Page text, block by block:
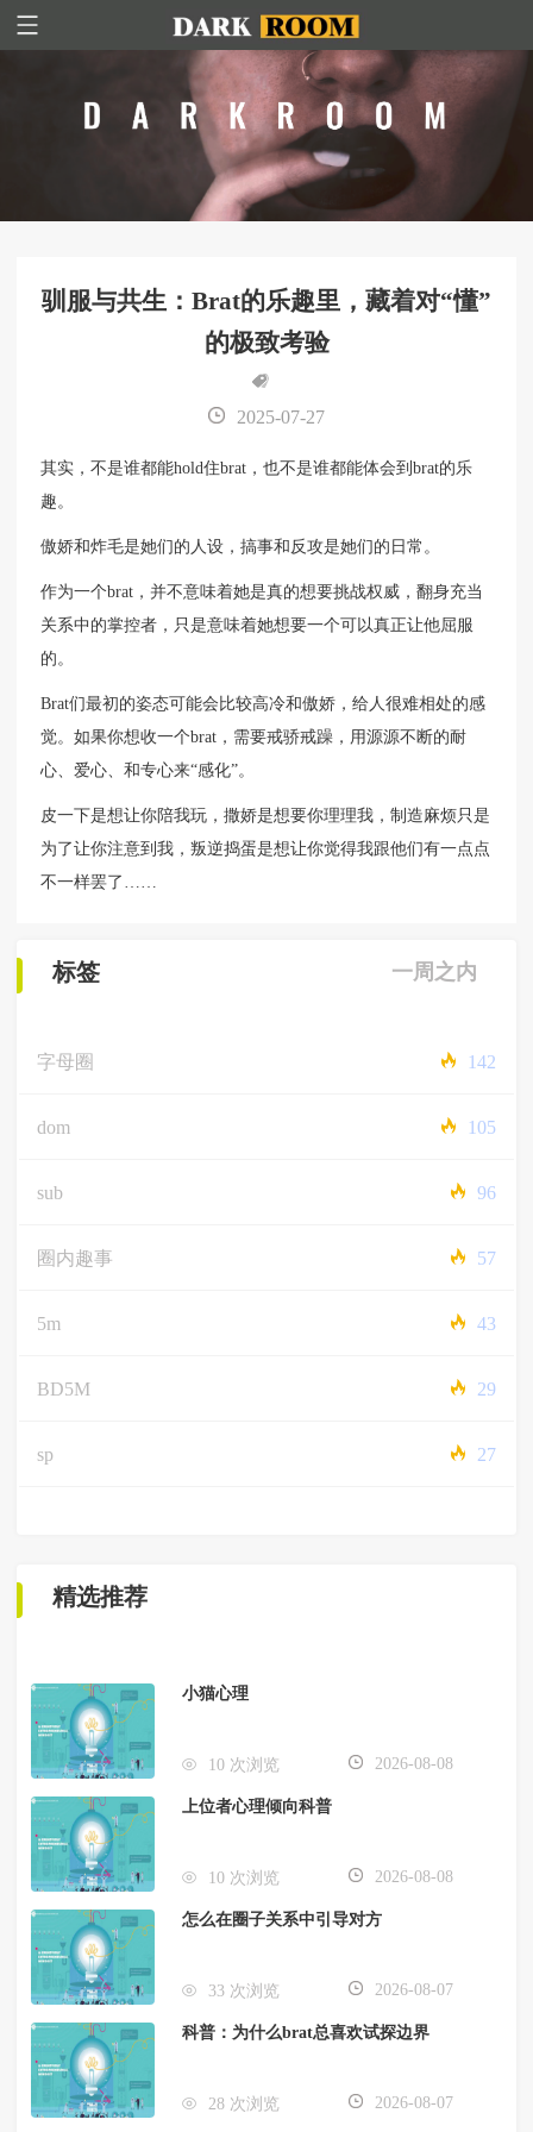
驯服与共生：Brat的乐趣里，藏着对“懂”
的极致考验
2025-07-27
其实，不是谁都能hold住brat，也不是谁都能体会到brat的乐
趣。
傲娇和炸毛是她们的人设，搞事和反攻是她们的日常。
作为一个brat，并不意味着她是真的想要挑战权威，翻身充当
关系中的掌控者，只是意味着她想要一个可以真正让他屈服
的。
Brat们最初的姿态可能会比较高冷和傲娇，给人很难相处的感
觉。如果你想收一个brat，需要戒骄戒躁，用源源不断的耐
心、爱心、和专心来“感化”。
皮一下是想让你陪我玩，撒娇是想要你理理我，制造麻烦只是
为了让你注意到我，叛逆捣蛋是想让你觉得我跟他们有一点点
不一样罢了……
标签 一周之内
字母圈 142
dom 105
sub 96
圈内趣事 57
5m 43
BD5M 29
sp 27
精选推荐
小猫心理
10 次浏览 2026-08-08
上位者心理倾向科普
10 次浏览 2026-08-08
怎么在圈子关系中引导对方
33 次浏览 2026-08-07
科普：为什么brat总喜欢试探边界
28 次浏览 2026-08-07